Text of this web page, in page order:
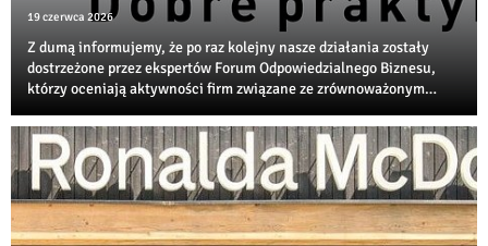
19 czerwca 2026
Z dumą informujemy, że po raz kolejny nasze działania zostały
dostrzeżone przez ekspertów Forum Odpowiedzialnego Biznesu,
którzy oceniają aktywności firm związane ze zrównoważonym
odpowiedzialnością biznesu.